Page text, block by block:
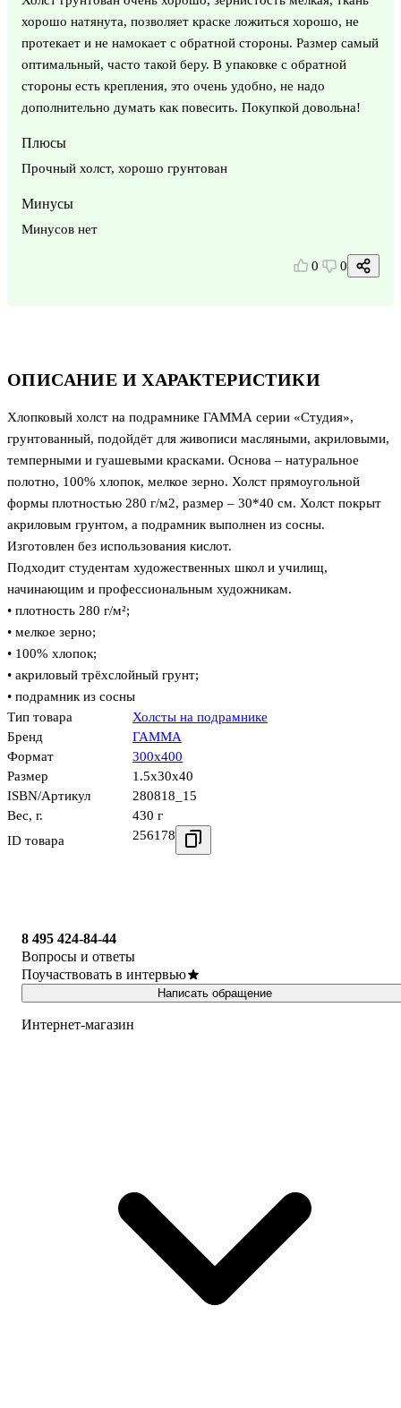
ОПИСАНИЕ И ХАРАКТЕРИСТИКИ
Хлопковый холст на подрамнике ГАММА серии «Студия»,
грунтованный, подойдёт для живописи масляными, акриловыми,
темперными и гуашевыми красками. Основа – натуральное
полотно, 100% хлопок, мелкое зерно. Холст прямоугольной
формы плотностью 280 г/м2, размер – 30*40 см. Холст покрыт
акриловым грунтом, а подрамник выполнен из сосны.
Изготовлен без использования кислот.
Подходит студентам художественных школ и училищ,
начинающим и профессиональным художникам.
• плотность 280 г/м²;
• мелкое зерно;
• 100% хлопок;
• акриловый трёхслойный грунт;
• подрамник из сосны
Тип товара
Холсты на подрамнике
Бренд
ГАММА
Формат
300х400
Размер
1.5x30x40
ISBN/Артикул
280818_15
Вес, г.
430 г
ID товара
256178
хорошо натянута, позволяет краске ложиться хорошо, не
протекает и не намокает с обратной стороны. Размер самый
оптимальный, часто такой беру. В упаковке с обратной
стороны есть крепления, это очень удобно, не надо
дополнительно думать как повесить. Покупкой довольна!
Плюсы
Прочный холст, хорошо грунтован
Минусы
Минусов нет
0 0
8 495 424-84-44
Вопросы и ответы
Поучаствовать в интервью
Написать обращение
Интернет-магазин